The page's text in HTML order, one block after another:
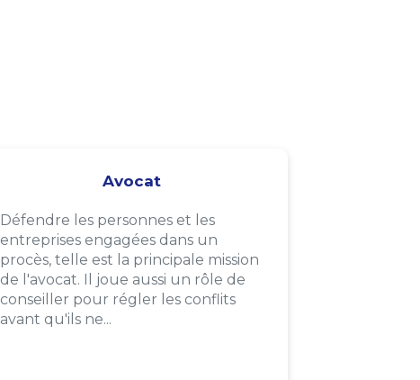
Avocat
Défendre les personnes et les
entreprises engagées dans un
procès, telle est la principale mission
de l'avocat. Il joue aussi un rôle de
conseiller pour régler les conflits
avant qu'ils ne...